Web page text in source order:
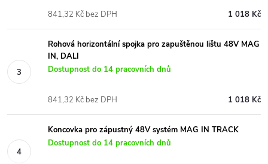
1 018 Kč
841,32 Kč bez DPH
Rohová horizontální spojka pro zapuštěnou lištu 48V MAG
IN, DALI
Dostupnost do 14 pracovních dnů
1 018 Kč
841,32 Kč bez DPH
Koncovka pro zápustný 48V systém MAG IN TRACK
Dostupnost do 14 pracovních dnů